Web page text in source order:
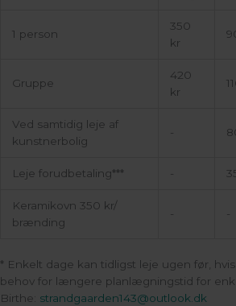
1 person
350
kr
Gruppe
420
kr
Ved samtidig leje af
kunstnerbolig
-
Leje forudbetaling*** -
Keramikovn 350 kr/
brænding
- -
* Enkelt dage kan tidligst leje ugen før,
behov for længere planlægningstid for
Birthe: strandgaarden143@outlook.dk